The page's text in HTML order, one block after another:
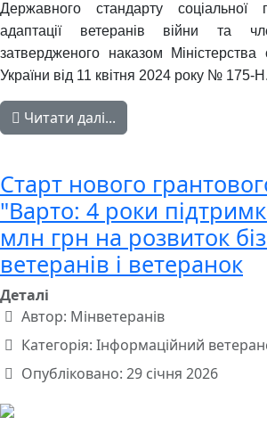
Державного стандарту соціальної
адаптації ветеранів війни та
затвердженого наказом Міністерства
України від 11 квітня 2024 року № 175-Н.
Читати далі...
Старт нового
"Варто: 4 роки
млн грн на розвиток
ветеранів і ветеранок
Деталі
Автор: Мінветеранів
Категорія: Інформаційний
Опубліковано: 29 січня 2026